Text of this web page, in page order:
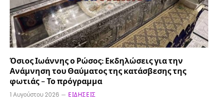
Όσιος Ιωάννης ο Ρώσος: Εκδηλώσεις για την
Ανάμνηση του Θαύματος της κατάσβεσης της
φωτιάς – Το πρόγραμμα
1 Αυγούστου 2026 ΕΙΔΉΣΕΙΣ